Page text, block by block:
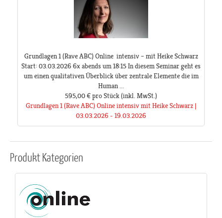
Grundlagen 1 (Rave ABC) Online intensiv – mit Heike Schwarz
Start: 03.03.2026 6x abends um 18:15 In diesem Seminar geht es
um einen qualitativen Überblick über zentrale Elemente die im
Human ...
595,00 €pro Stück(inkl. MwSt.)
Grundlagen 1 (Rave ABC) Online intensiv mit Heike Schwarz |
03.03.2026 - 19.03.2026
ProduktKategorien